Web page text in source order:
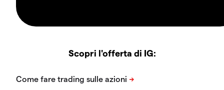
Scopri l'offerta di IG: